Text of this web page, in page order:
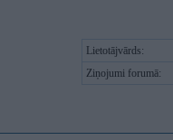
Lietotājvārds:
Ziņojumi forumā: